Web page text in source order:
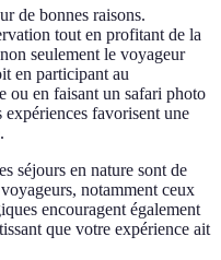
de bonnes raisons.
tout en profitant de la
seulement le voyageur
en participant au
ou en faisant un safari photo
favorisent une
séjours en nature sont de
notamment ceux
encouragent également
que votre expérience ait